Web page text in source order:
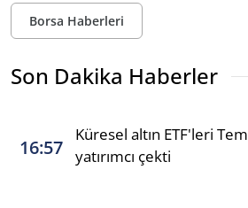
Borsa Haberleri
Son Dakika Haberler
16:57
Küresel altın ETF'leri
yatırımcı çekti